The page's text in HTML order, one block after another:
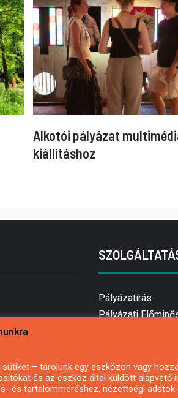
Alkotói pályázat
kiállításhoz
Pályázatírás
Pályázati
Mezőgazdasági
Pályázatírás
– tárolunk egy eszközön vagy
és az eszköz által küldött
és tartalomméréshez, nézettségi